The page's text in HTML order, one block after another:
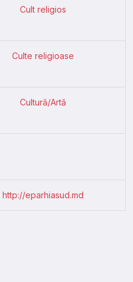
Cult religios
Culte religioase
Cultură/Artă
http://eparhiasud.md